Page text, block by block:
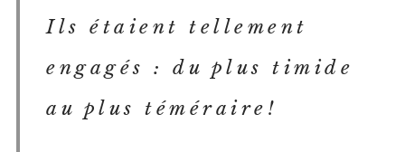
Ils étaient tellement
engagés : du plus timide
au plus téméraire!